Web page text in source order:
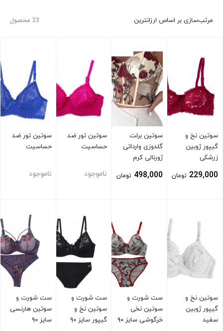
23 محصول مرتب‌سازی بر اساس ارزانترین
سوتین نخ و
گیپور ژوبین
زرشکی
229,000 تومان
سوتین برلت
گلدوزی وارداتی
ژورنالی کرم
498,000 تومان
سوتین تور ضد
حساسیت
ناموجود
سوتین تور ضد
حساسیت
ناموجود
سوتین نخ و
گیپور ژوبین
سفید
ست شورت و
سوتین نخی
خرگوشی سایز ۹۰
ست شورت و
سوتین نخ و
گیپور سایز ۹۰
ست شورت و
سوتین هارنسی
سایز ۹۰